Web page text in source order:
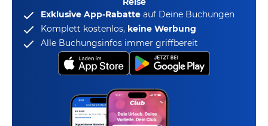
Exklusive App-Rabatte auf Deine Buchungen
Komplett kostenlos, keine Werbung
Alle Buchungsinfos immer griffbereit